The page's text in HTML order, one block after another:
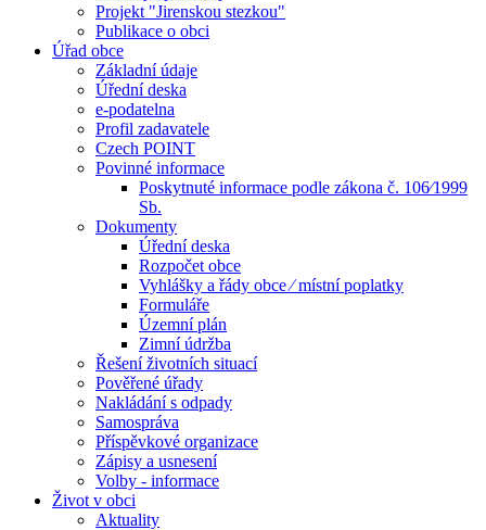
Projekt "Jirenskou stezkou"
Publikace o obci
Úřad obce
Základní údaje
Úřední deska
e-podatelna
Profil zadavatele
Czech POINT
Povinné informace
Poskytnuté informace podle zákona č. 106⁄1999
Sb.
Dokumenty
Úřední deska
Rozpočet obce
Vyhlášky a řády obce ⁄ místní poplatky
Formuláře
Územní plán
Zimní údržba
Řešení životních situací
Pověřené úřady
Nakládání s odpady
Samospráva
Příspěvkové organizace
Zápisy a usnesení
Volby - informace
Život v obci
Aktuality